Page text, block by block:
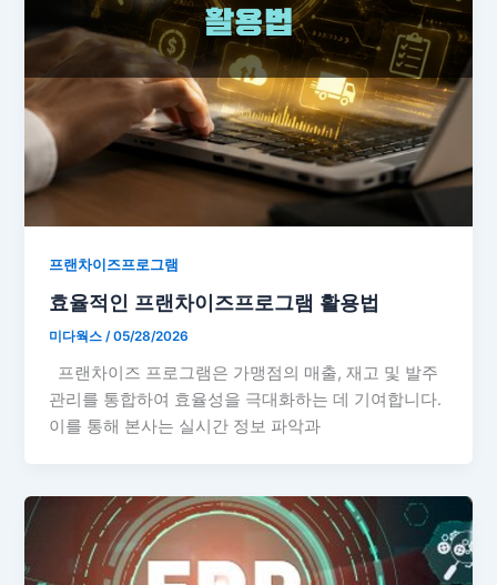
프랜차이즈프로그램
효율적인 프랜차이즈프로그램 활용법
미다웍스/05/28/2026
프랜차이즈 프로그램은 가맹점의 매출, 재고 및 발주
관리를 통합하여 효율성을 극대화하는 데 기여합니다.
이를 통해 본사는 실시간 정보 파악과